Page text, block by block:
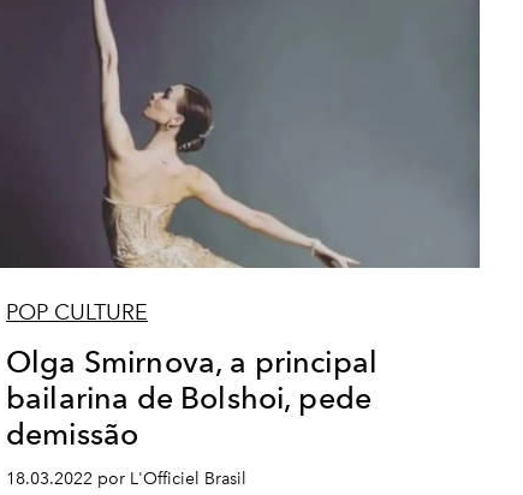
POP CULTURE
Olga Smirnova, a principal
bailarina de Bolshoi, pede
demissão
18.03.2022 por L'Officiel Brasil